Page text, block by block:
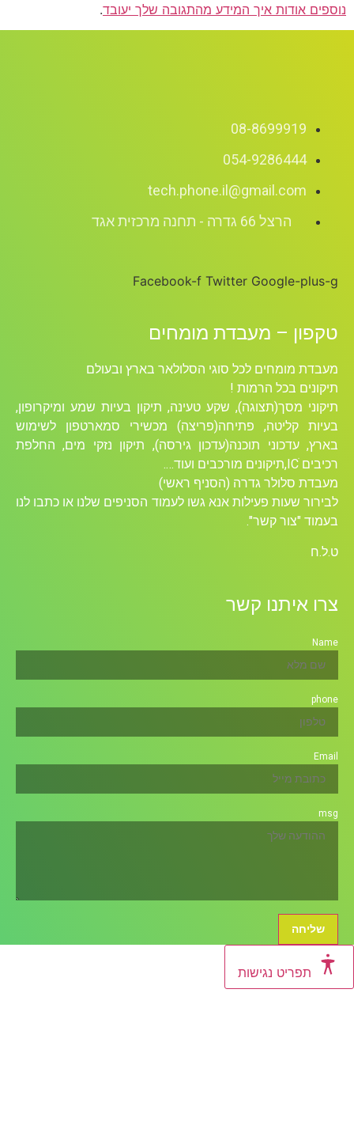
איך המידע מהתגובה שלך יעובד
08-
054-
הרצל 66 גדרה - תחנה מרכזית אגד
Facebook-f Twitter
– מעבדת מומחים
לכל סוגי הסלולאר בארץ ובעולם
בכל הרמות !
שקע טעינה, תיקון בעיות שמע ומיקרופון,
פתיחה(פריצה) מכשירי סמארטפון לשימוש
תוכנה(עדכון גירסה), תיקון נזקי מים, החלפת
גדרה (הסניף ראשי)
פעילות אנא גשו לעמוד הסניפים שלנו או כתבו לנו
קשר".
קשר
נגישות